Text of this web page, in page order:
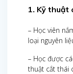
1. Kỹ thuật
– Học viên
loại nguyên
– Học được
thuật cắt thái